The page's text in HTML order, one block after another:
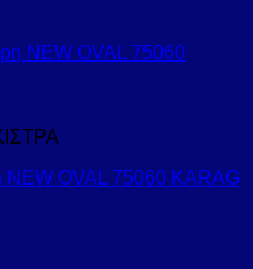
NEW OVAL 75060 KARAG